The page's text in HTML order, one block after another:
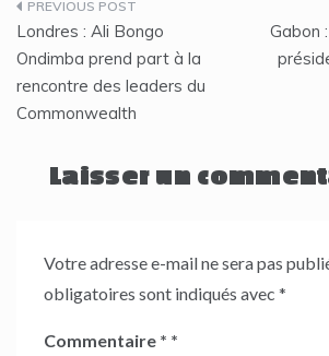
Navigation
de
l’article
Londres : Ali Bongo
Ondimba prend part à la
rencontre des leaders du
Commonwealth
Gabon
Laisser un
Votre adresse e-mail ne sera pas
obligatoires sont indiqués avec *
Commentaire *